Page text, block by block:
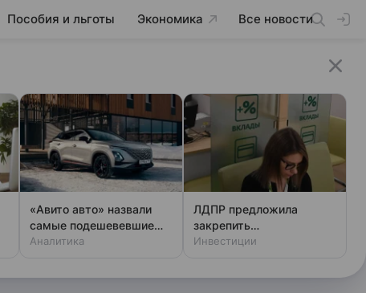
Пособия и льготы Экономика Все новости
«Авито авто» назвали
самые подешевевшие
модели новых авто в РФ
Аналитика
ЛДПР предложила
закрепить
неприкосновенность
Инвестиции